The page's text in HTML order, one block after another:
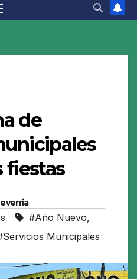
de
fiestas
#Año Nuevo,
Municipales